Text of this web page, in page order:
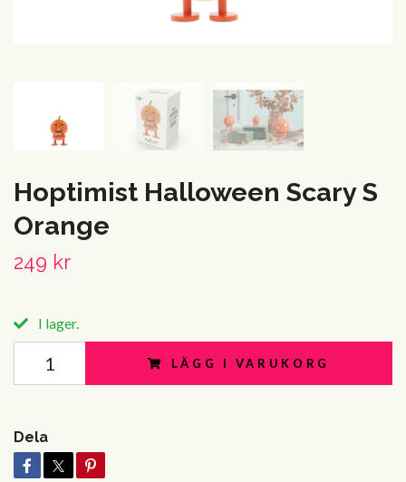
Hoptimist Halloween Scary S
Orange
249 kr
I lager.
LÄGG I VARUKORG
Dela